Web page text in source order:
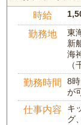
時給
勤務地
東
新
海
勤務時間
8
が
仕事内容
キ
グ